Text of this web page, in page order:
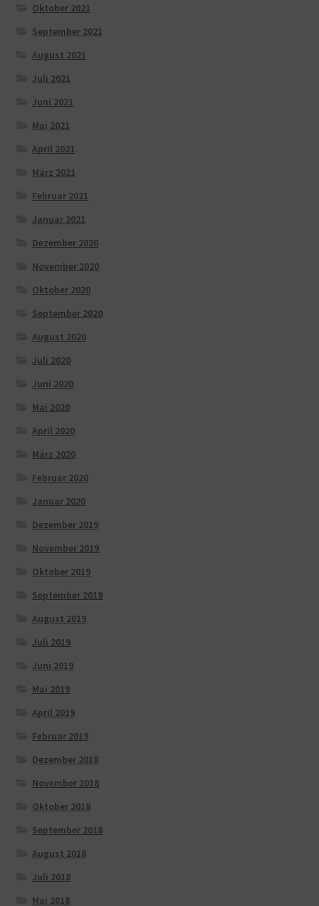
Oktober 2021
September 2021
August 2021
Juli 2021
Juni 2021
Mai 2021
April 2021
März 2021
Februar 2021
Januar 2021
Dezember 2020
November 2020
Oktober 2020
September 2020
August 2020
Juli 2020
Juni 2020
Mai 2020
April 2020
März 2020
Februar 2020
Januar 2020
Dezember 2019
November 2019
Oktober 2019
September 2019
August 2019
Juli 2019
Juni 2019
Mai 2019
April 2019
Februar 2019
Dezember 2018
November 2018
Oktober 2018
September 2018
August 2018
Juli 2018
Mai 2018